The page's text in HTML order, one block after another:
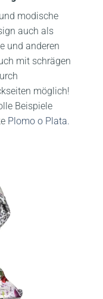
modische
auch als
und anderen
mit schrägen
möglich!
Beispiele
Plomo o Plata.